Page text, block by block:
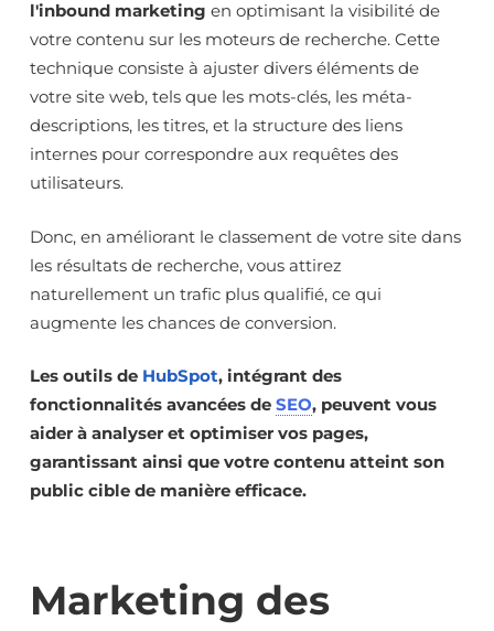
l'inbound marketing en optimisant la visibilité de
votre contenu sur les moteurs de recherche. Cette
technique consiste à ajuster divers éléments de
votre site web, tels que les mots-clés, les méta-
descriptions, les titres, et la structure des liens
internes pour correspondre aux requêtes des
utilisateurs.
Donc, en améliorant le classement de votre site dans
les résultats de recherche, vous attirez
naturellement un trafic plus qualifié, ce qui
augmente les chances de conversion.
Les outils de HubSpot, intégrant des
fonctionnalités avancées de SEO, peuvent vous
aider à analyser et optimiser vos pages,
garantissant ainsi que votre contenu atteint son
public cible de manière efficace.
Marketing des